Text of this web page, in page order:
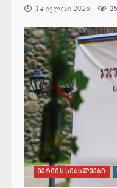
14 ივლისი 2026
მერიის სიახლეები